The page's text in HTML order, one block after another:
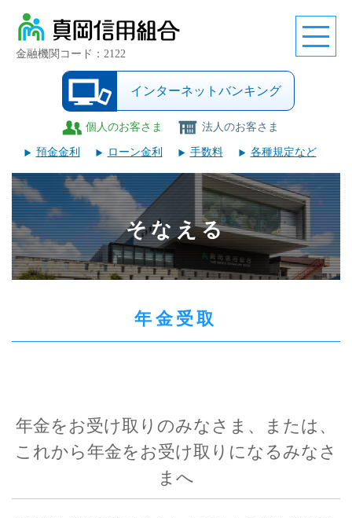
金融機関コード：2122
インターネットバンキング
個人のお客さま 法人のお客さま
預金金利 ローン金利 手数料 各種規定など
そなえる
年金受取
年金をお受け取りのみなさま、または、
これから年金をお受け取りになるみなさ
まへ